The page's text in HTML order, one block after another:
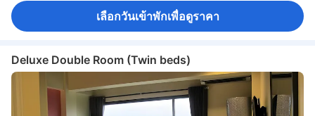
เลือกวันเข้าพักเพื่อดูราคา
Deluxe Double Room (Twin beds)